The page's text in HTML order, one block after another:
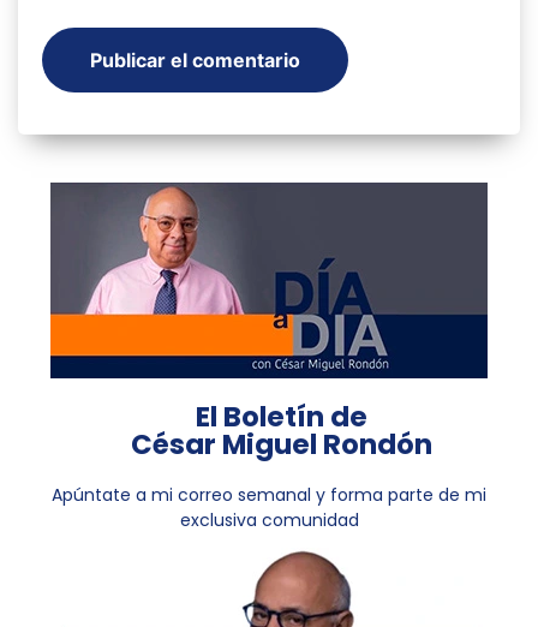
El Boletín de
César Miguel Rondón
Apúntate a mi correo semanal y forma parte de mi
exclusiva comunidad